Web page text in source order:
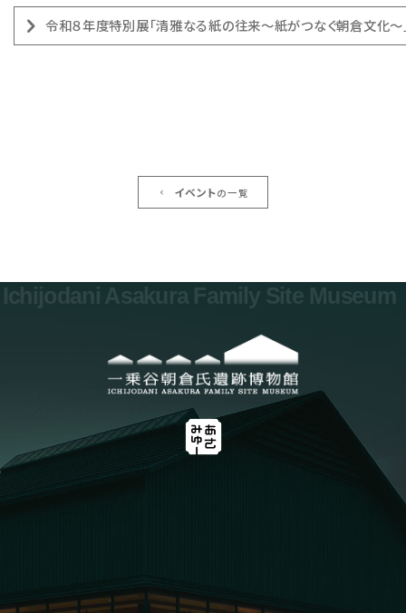
令和８年度特別展「清雅なる紙の往来～紙がつなぐ朝倉文化～
イベントの一覧
Ichijodani Asakura Family Site Museum